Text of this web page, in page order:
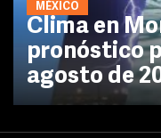
MÉXICO
Clima en
pronóstico
agosto de